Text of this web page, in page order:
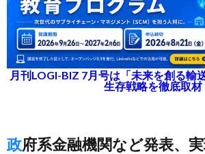
月刊LOGI-BIZ 7月号は「未来を創る輸
生存戦略を徹底取材
政府系金融機関など発表、実現すれば世界